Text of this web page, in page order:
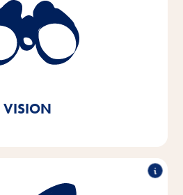
VISION
améliorer chaque jour la
chaque foyer pour animaux et
dans le monde.
Par amour.